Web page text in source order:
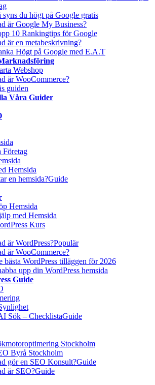
syns du högt på Google gratis
är Google My Business?
10 Rankingtips för Google
är en metabeskrivning?
Högt på Google med E.A.T
Webshop
är WooCommerce?
guiden
Våra Guider
Företag
Hemsida
en hemsida?Guide
Hemsida
med Hemsida
Kurs
är WordPress?Populär
är WooCommerce?
bästa WordPress tilläggen för 2026
upp din WordPress hemsida
Guide
Sök – ChecklistaGuide
Stockholm
Byrå Stockholm
gör en SEO Konsult?Guide
är SEO?Guide